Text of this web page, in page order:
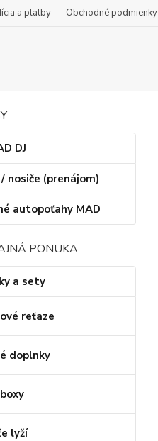
a platby Obchodné podmienky
DJ
nosiče (prenájom)
autopoťahy MAD
PONUKA
a sety
reťaze
doplnky
lyží